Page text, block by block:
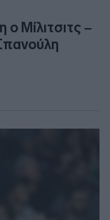
Μίλιτσιτς –